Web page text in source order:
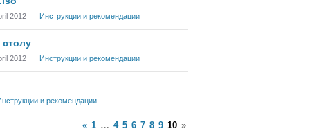
2012 Инструкции и рекомендации
2012 Инструкции и рекомендации
и рекомендации
« 1 … 4 5 6 7 8 9 10 »